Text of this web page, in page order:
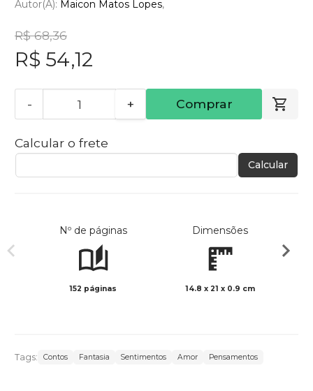
Autor(a): Maicon Matos Lopes
R$ 68,36
R$ 54,12
- + Comprar
Calcular o frete
Calcular
Nº de páginas
152 páginas
Dimensões
14.8 x 21 x 0.9 cm
Tags: Contos Fantasia Sentimentos Amor Pensamentos